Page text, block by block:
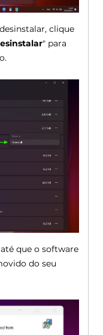
clique
" para
que o software
do seu